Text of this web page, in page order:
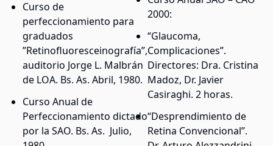
Curso de
perfeccionamiento para
graduados
”Retinofluoresceinografía”,
auditorio Jorge L. Malbrán
de LOA. Bs. As. Abril, 1980.
Curso Anual de
Perfeccionamiento dictado
por la SAO. Bs. As. Julio,
2000:
“Glaucoma,
Complicaciones”.
Directores: Dra. Cristina
Madoz, Dr. Javier
Casiraghi. 2 horas.
“Desprendimiento de
Retina Convencional”.